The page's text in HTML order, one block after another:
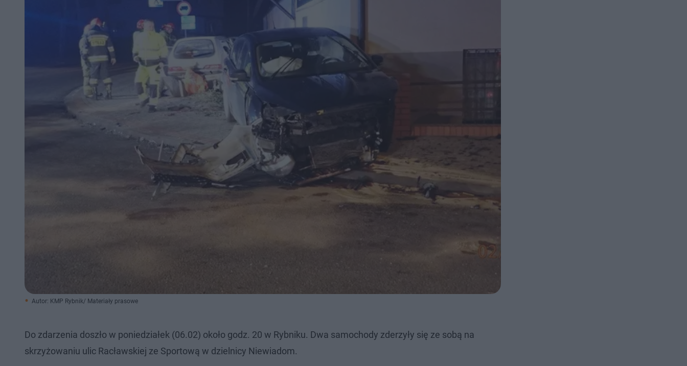
Autor: KMP Rybnik/ Materiały prasowe
Do zdarzenia doszło w poniedziałek (06.02) około godz. 20 w Rybniku. Dwa samochody zderzyły się ze sobą na
skrzyżowaniu ulic Racławskiej ze Sportową w dzielnicy Niewiadom.